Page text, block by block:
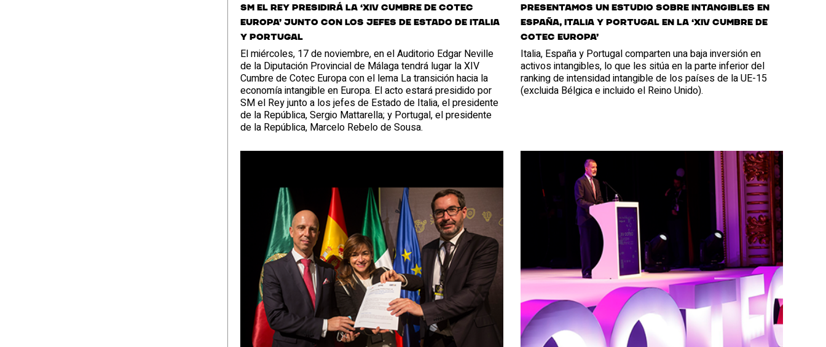
SM el Rey presidirá la ‘XIV Cumbre de Cotec
Europa’ junto con los jefes de Estado de Italia
y Portugal
El miércoles, 17 de noviembre, en el Auditorio Edgar Neville
de la Diputación Provincial de Málaga tendrá lugar la XIV
Cumbre de Cotec Europa con el lema La transición hacia la
economía intangible en Europa. El acto estará presidido por
SM el Rey junto a los jefes de Estado de Italia, el presidente
de la República, Sergio Mattarella; y Portugal, el presidente
de la República, Marcelo Rebelo de Sousa.
Presentamos un estudio sobre intangibles en
España, Italia y Portugal en la ‘XIV Cumbre de
Cotec Europa’
Italia, España y Portugal comparten una baja inversión en
activos intangibles, lo que les sitúa en la parte inferior del
ranking de intensidad intangible de los países de la UE-15
(excluida Bélgica e incluido el Reino Unido).